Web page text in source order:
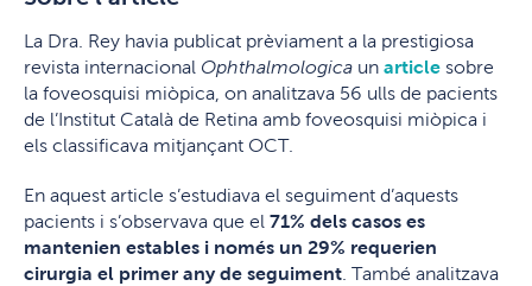
La Dra. Rey havia publicat prèviament a la prestigiosa
revista internacional Ophthalmologica un article sobre
la foveosquisi miòpica, on analitzava 56 ulls de pacients
de l’Institut Català de Retina amb foveosquisi miòpica i
els classificava mitjançant OCT.
En aquest article s’estudiava el seguiment d’aquests
pacients i s’observava que el 71% dels casos es
mantenien estables i només un 29% requerien
cirurgia el primer any de seguiment . També analitzava